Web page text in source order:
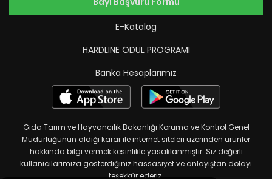
E-Katalog
HARDLINE ÖDUL PROGRAMI
Banka Hesaplarımız
Gıda Tarım ve Hayvancılık Bakanlığı Koruma ve Kontrol Genel
Müdürlüğünün aldığı karar ile internet siteleri üzerinden ürünler
hakkında bilgi vermek kesinlikle yasaklanmıştır. Siz değerli
kullanıcılarımıza gösterdiğiniz hassasiyet ve anlayıştan dolayı
teşekkür ederiz.